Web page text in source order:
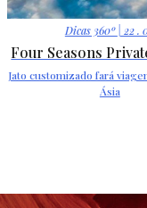
Dicas 360º | 22 .
Four Seasons
Jato customizado fará
Ásia